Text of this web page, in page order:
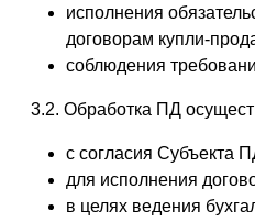
исполнения
договорам купли-
соблюдения
3.2. Обработка ПД
с согласия Субъекта
для исполнения
в целях ведения